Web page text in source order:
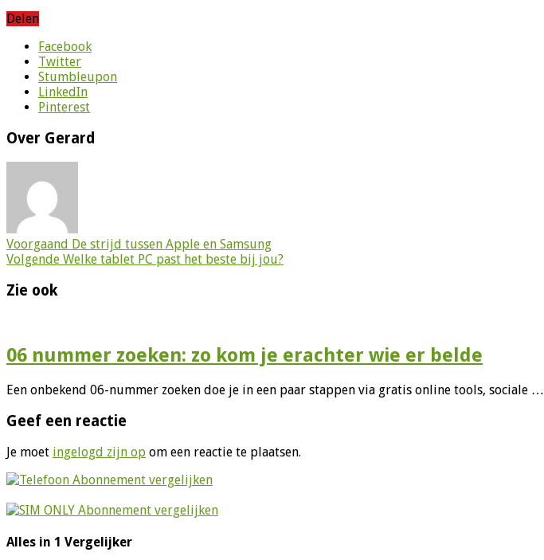
Delen
Facebook
Twitter
Stumbleupon
LinkedIn
Pinterest
Over Gerard
Voorgaand De strijd tussen Apple en Samsung
Volgende Welke tablet PC past het beste bij jou?
Zie ook
06 nummer zoeken: zo kom je erachter wie er belde
Een onbekend 06-nummer zoeken doe je in een paar stappen via gratis online tools, sociale …
Geef een reactie
Je moet ingelogd zijn op om een reactie te plaatsen.
Alles in 1 Vergelijker